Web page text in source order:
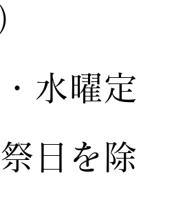
水曜定
日を除